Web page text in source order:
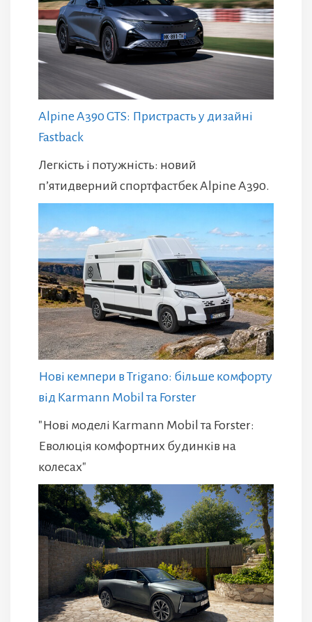
Alpine A390 GTS: Пристрасть у дизайні
Fastback
Легкість і потужність: новий
п’ятидверний спортфастбек Alpine A390.
Нові кемпери в Trigano: більше комфорту
від Karmann Mobil та Forster
"Нові моделі Karmann Mobil та Forster:
Еволюція комфортних будинків на
колесах"